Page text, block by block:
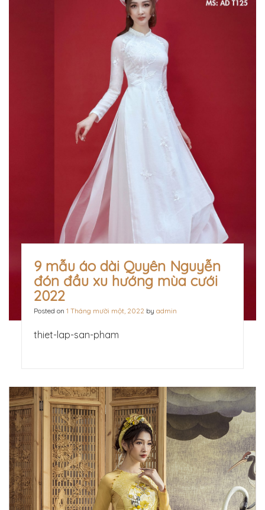
9 mẫu áo dài Quyên Nguyễn
đón đầu xu hướng mùa cưới
2022
Posted on 1 Tháng mười một, 2022 by admin
thiet-lap-san-pham